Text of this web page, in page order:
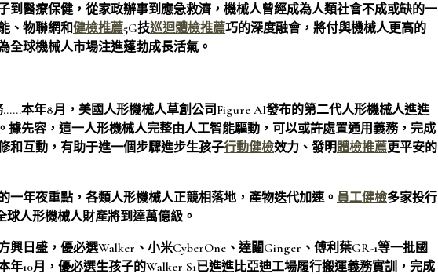
到醫療保健，從家政辦事到應急救濟，機械人曾經成為人類社會不成或缺的一
、物聯網和健檢推薦5G技巡迴體檢推薦巧的深度融會，將付與機械人更高的
全球機械人市場注進蓬勃成長活氣。
本年8月，美國人形機械人草創公司Figure AI發布的第二代人形機械人進進
據先容，這一人形機械人完整由人工智能驅動，可以或許處置通用義務，完成
和互動，有助于進一個步驟進步生孩子行動健檢效力、發明體檢推薦更平安的
一年夜重點，各類人形機械人正競相落地，產物迭代加速。 員工健檢多家投行
球人形機械人財產將到達萬億級。
興日盛，優必選Walker、小米CyberOne、達闥Ginger、傅利葉GR-1等一批國
年10月，優必選生孩子的Walker S1已進進比亞迪工場履行搬運義務實訓，完成